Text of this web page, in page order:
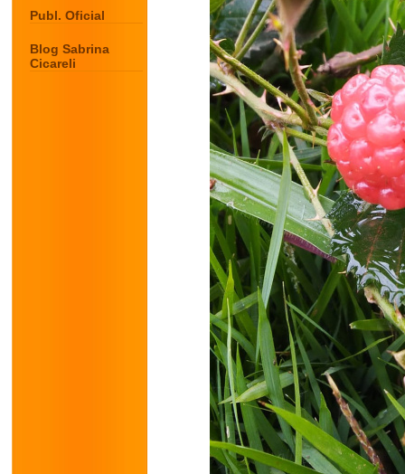
Publ. Oficial
Blog Sabrina
Cicareli